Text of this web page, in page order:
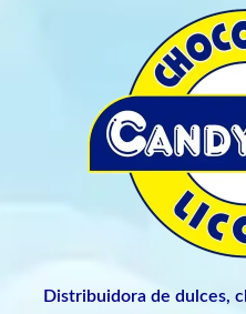
Distribuidora de dulces,